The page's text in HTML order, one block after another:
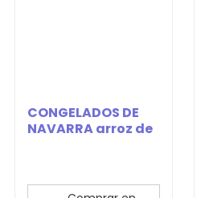
CONGELADOS DE
NAVARRA arroz de